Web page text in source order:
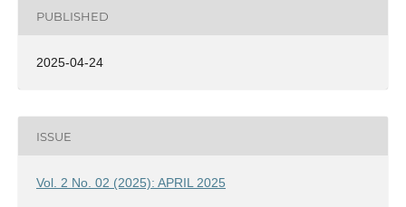
PUBLISHED
2025-04-24
ISSUE
Vol. 2 No. 02 (2025): APRIL 2025